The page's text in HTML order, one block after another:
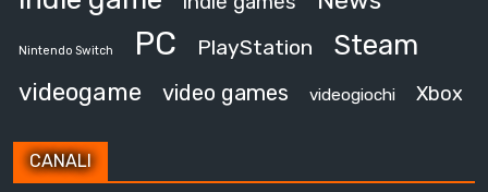
Nintendo Switch PC PlayStation Steam
videogame video games videogiochi Xbox
CANALI